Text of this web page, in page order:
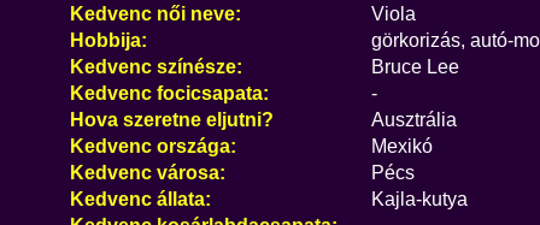
Kedvenc női neve:
Viola
Hobbija:
görkorizás, autó-
Kedvenc színésze:
Bruce Lee
Kedvenc focicsapata:
-
Hova szeretne eljutni?
Ausztrália
Kedvenc országa:
Mexikó
Kedvenc városa:
Pécs
Kedvenc állata:
Kajla-kutya